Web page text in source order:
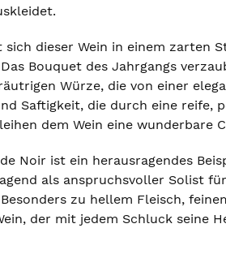
sich dieser Wein in einem zarten
Bouquet des Jahrgangs
Würze, die von einer
Saftigkeit, die durch eine reife,
dem Wein eine
Noir ist ein herausragendes
als anspruchsvoller Solist
zu hellem Fleisch,
der mit jedem Schluck